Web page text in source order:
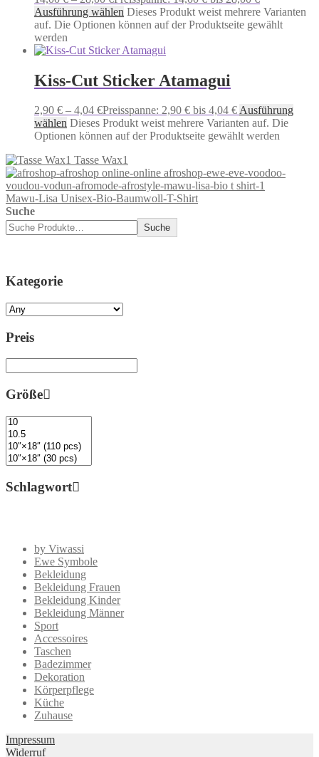
Ausführung wählen Dieses Produkt weist mehrere Varianten
auf. Die Optionen können auf der Produktseite gewählt
werden
Kiss-Cut Sticker Atamagui
2,90 € – 4,04 €Preisspanne: 2,90 € bis 4,04 €Ausführung
wählen Dieses Produkt weist mehrere Varianten auf. Die
Optionen können auf der Produktseite gewählt werden
Tasse Wax1
Mawu-Lisa Unisex-Bio-Baumwoll-T-Shirt
Suche
Suche
Kategorie
Preis
Größe
Schlagwort
by Viwassi
Ewe Symbole
Bekleidung
Bekleidung Frauen
Bekleidung Kinder
Bekleidung Männer
Sport
Accessoires
Taschen
Badezimmer
Dekoration
Körperpflege
Küche
Zuhause
Impressum
Widerruf